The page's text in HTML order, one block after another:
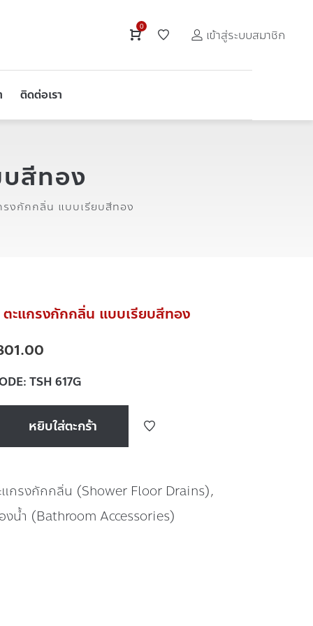
0
เข้าสู่ระบบสมาชิก
ติดต่อเรา
สีทอง
รงกักกลิ่น แบบเรียบสีทอง
ตะแกรงกักกลิ่น แบบเรียบสีทอง
TSH 617G
หยิบใส่ตะกร้า
แกรงกักกลิ่น (Shower Floor Drains),
น้ำ (Bathroom Accessories)